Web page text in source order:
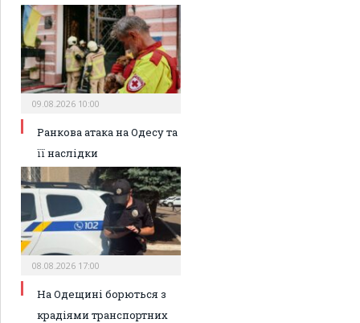
09.08.2026 10:00
Ранкова атака на Одесу та
її наслідки
08.08.2026 17:00
На Одещині борються з
крадіями транспортних